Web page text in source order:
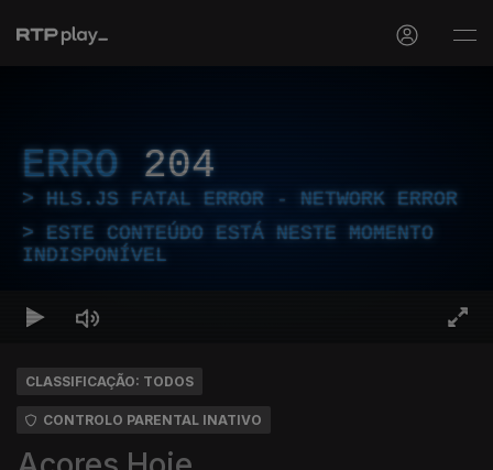
ERRO 204
HLS.JS FATAL ERROR - NETWORK ERROR
ESTE CONTEÚDO ESTÁ NESTE MOMENTO
INDISPONÍVEL
CLASSIFICAÇÃO: TODOS
CONTROLO PARENTAL INATIVO